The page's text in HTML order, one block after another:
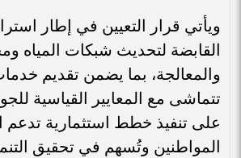
ويأتي قرار التعيين في إطار
القابضة لتحديث شبكات المياه
والمعالجة، بما يضمن تقديم
تتماشى مع المعايير القياسية
على تنفيذ خطط استثمارية تدعم
المواطنين وتُسهم في تحقيق